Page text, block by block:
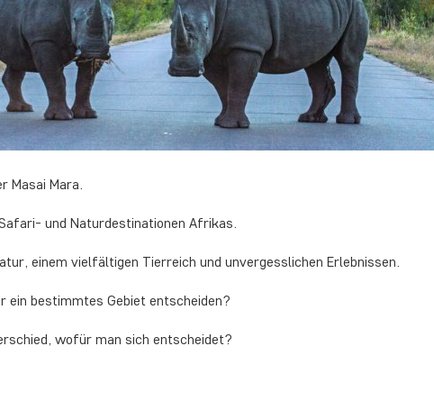
Masai Mara.
und Naturdestinationen Afrikas.
einem vielfältigen Tierreich und unvergesslichen Erlebnissen.
bestimmtes Gebiet entscheiden?
wofür man sich entscheidet?